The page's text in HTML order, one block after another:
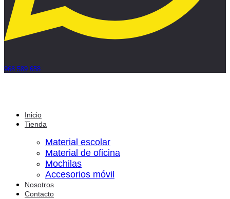
968 589 658
Inicio
Tienda
Material escolar
Material de oficina
Mochilas
Accesorios móvil
Nosotros
Contacto